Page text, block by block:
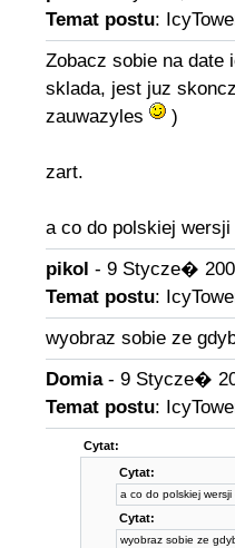
Temat postu:
Zobacz sobie na date
sklada, jest juz
zauwazyles
)
zart.
a co do polskiej
pikol - 9 Stycze�
Temat postu:
wyobraz sobie ze
Domia- 9 Stycze�
Temat postu:
Cytat:
Cytat:
a co do polskiej
Cytat:
wyobraz sobie ze